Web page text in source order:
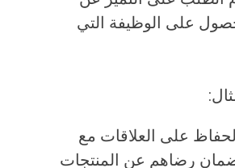
على الوظيفة التي
على العلاقات مع
رضاهم عن المنتجات